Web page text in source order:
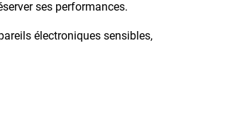
ses performances.
électroniques sensibles,